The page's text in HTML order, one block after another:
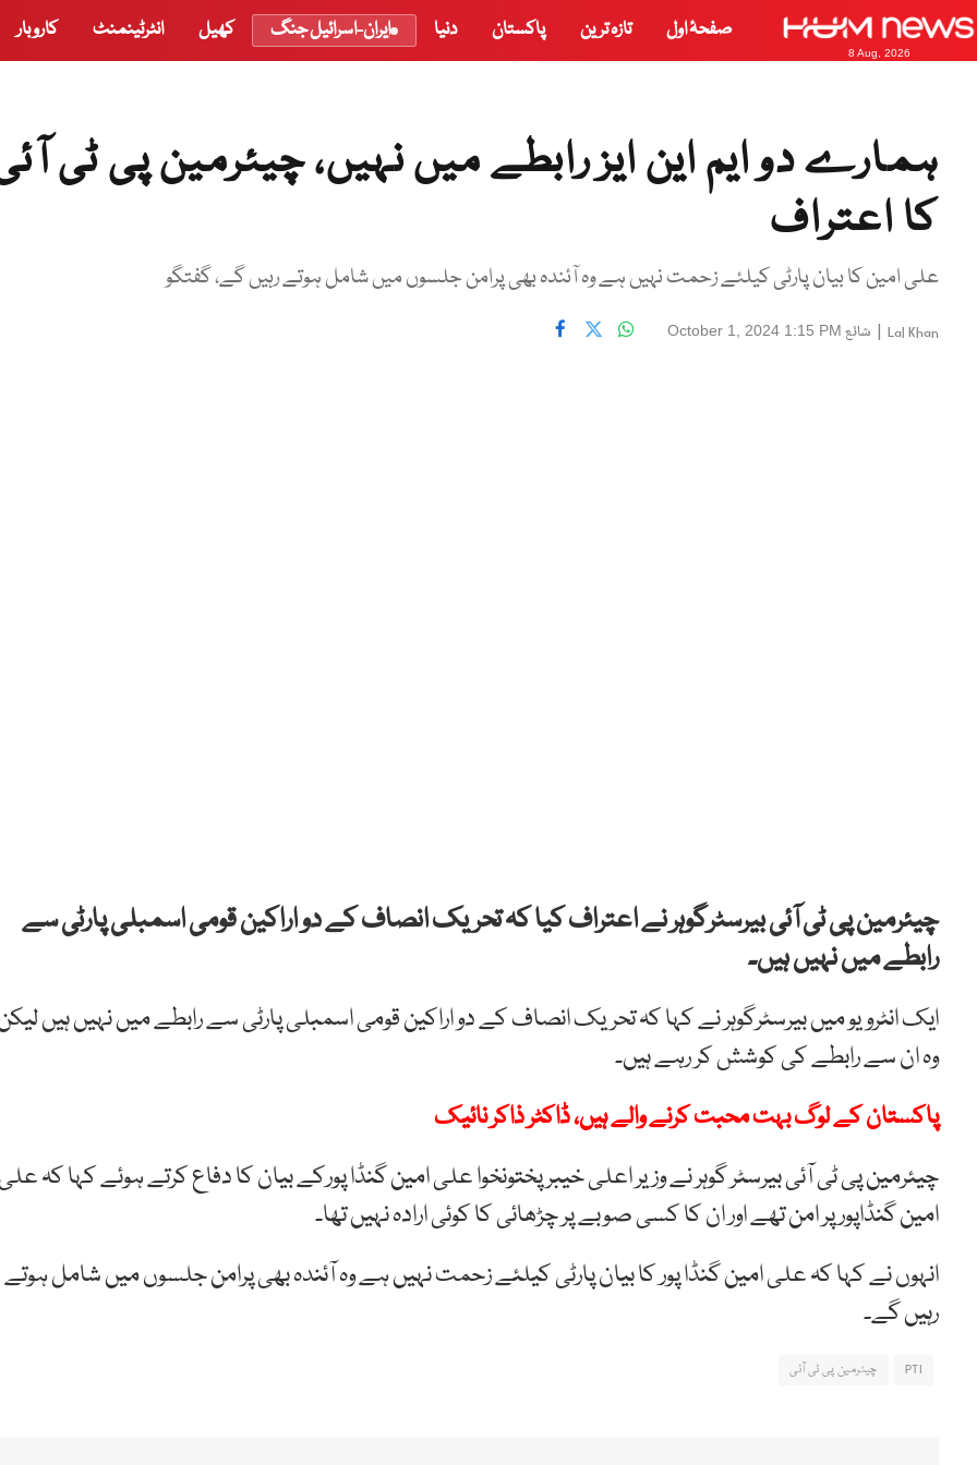
8 Aug, 2026
صفحۂ اول تازہ ترین پاکستان دنیا ایران-اسرائیل جنگ کھیل انٹرٹینمنٹ کاروبار
ہمارے دو ایم این ایز رابطے میں نہیں، چیئرمین پی ٹی
کا اعتراف
علی امین کا بیان پارٹی کیلئے زحمت نہیں ہے وہ آئندہ بھی پرامن جلسوں میں شامل ہوتے رہیں گے، گفتگو
Lal Khan
| شائع October 1, 2024 1:15 PM
چیئرمین پی ٹی آئی بیرسٹرگوہر نے اعتراف کیا کہ تحریک انصاف کے دو اراکین قومی اسمبلی پارٹی سے
رابطے میں نہیں ہیں۔
ایک انٹرویو میں بیرسٹرگوہر نے کہا کہ تحریک انصاف کے دو اراکین قومی اسمبلی پارٹی سے رابطے میں نہیں ہیں
وہ ان سے رابطے کی کوشش کر رہے ہیں۔
پاکستان کے لوگ بہت محبت کرنے والے ہیں، ڈاکٹر ذاکر نائیک
چیئرمین پی ٹی آئی بیرسٹر گوہر نے وزیر اعلی خیبر پختونخوا علی امین گنڈا پورکے بیان کا دفاع کرتے ہوئے کہا کہ
امین گنڈاپور پر امن تھے اور ان کا کسی صوبے پر چڑھائی کا کوئی ارادہ نہیں تھا۔
انہوں نے کہا کہ علی امین گنڈا پور کا بیان پارٹی کیلئے زحمت نہیں ہے وہ آئندہ بھی پرامن جلسوں میں شامل ہوتے
رہیں گے۔
PTI چیئرمین پی ٹی آئی